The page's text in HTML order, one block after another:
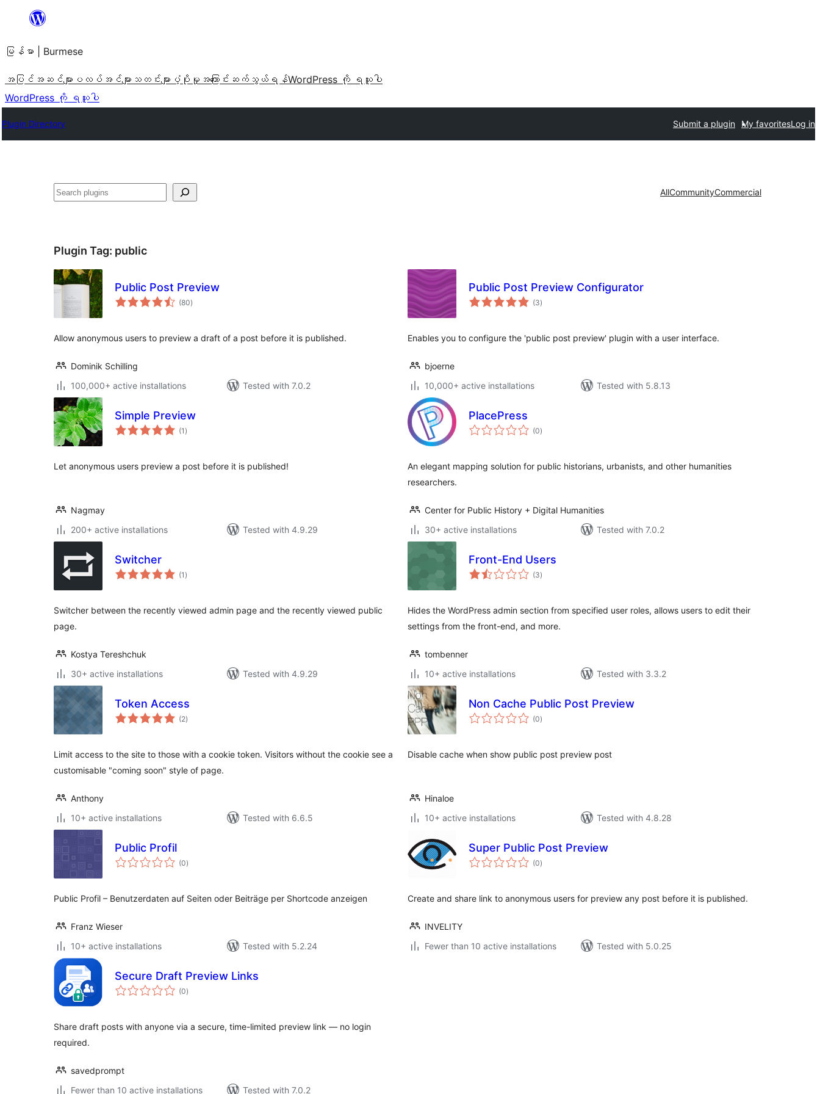
အကြောင်းအရာ
ကျော်သွား
ရန်
မြန်မာ | Burmese
အပြင်အဆင်များ ပလပ်အင်များ သတင်းများ ပံ့ပိုးမှု အကြောင်း ဆက်သွယ်ရန်WordPress ကို ရယူပါ
WordPress ကို ရယူပါ
Plugin Directory Submit a plugin My favoritesLog in
ရှာ
AllCommunityCommercial
Plugin Tag: public
Public Post Preview
(80total
ratings
)
Allow anonymous users to preview a draft of a post before it is published.
Dominik Schilling
100,000+ active installations
Tested with 7.0.2
Public Post Preview Configurator
(3total
ratings
)
Enables you to configure the 'public post preview' plugin with a user interface.
bjoerne
10,000+ active installations
Tested with 5.8.13
Simple Preview
(1 total
ratings
)
Let anonymous users preview a post before it is published!
Nagmay
200+ active installations
Tested with 4.9.29
PlacePress
(0total
ratings
)
An elegant mapping solution for public historians, urbanists, and other humanities
researchers.
Center for Public History + Digital Humanities
30+ active installations
Tested with 7.0.2
Switcher
(1 total
ratings
)
Switcher between the recently viewed admin page and the recently viewed public
page.
Kostya Tereshchuk
30+ active installations
Tested with 4.9.29
Front-End Users
(3total
ratings
)
Hides the WordPress admin section from specified user roles, allows users to edit their
settings from the front-end, and more.
tombenner
10+ active installations
Tested with 3.3.2
Token Access
(2total
ratings
)
Limit access to the site to those with a cookie token. Visitors without the cookie see a
customisable "coming soon" style of page.
Anthony
10+ active installations
Tested with 6.6.5
Non Cache Public Post Preview
(0total
ratings
)
Disable cache when show public post preview post
Hinaloe
10+ active installations
Tested with 4.8.28
Public Profil
(0total
ratings
)
Public Profil – Benutzerdaten auf Seiten oder Beiträge per Shortcode anzeigen
Franz Wieser
10+ active installations
Tested with 5.2.24
Super Public Post Preview
(0total
ratings
)
Create and share link to anonymous users for preview any post before it is published.
INVELITY
Fewer than 10 active installations
Tested with 5.0.25
Secure Draft Preview Links
(0total
ratings
)
Share draft posts with anyone via a secure, time-limited preview link — no login
required.
savedprompt
Fewer than 10 active installations
Tested with 7.0.2